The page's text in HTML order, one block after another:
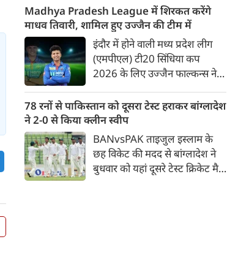
टूर्नामेंट में दूसरे सबसे ज़्यादा हैं। सबसे
ज़्यादा 59 छक्के क्रिस गेल ने
आईपीएल 2012 में लगाए थे।
सूर्यवंशी की नज़रें अब गेल के रिकॉर्ड
पर होंगी।
Madhya Pradesh League में शिरकत करेंगे
माधव तिवारी, शामिल हुए उज्जैन की टीम में
इंदौर में होने वाली मध्य प्रदेश लीग
(एमपीएल) टी20 सिंधिया कप
2026 के लिए उज्जैन फाल्कन्स ने
जिसमें युवा ऑलराउंडर माधव तिवारी
सबसे बड़े आकर्षण के रूप में
उभरकर सामने आए हैं। इंडियन
प्रीमियर लीग में दिल्ली कैपिटल्स का
हिस्सा रहे माधव तिवारी इस समय
मध्य प्रदेश के सबसे चर्चित युवा
78 रनों से पाकिस्तान को दूसरा टेस्ट हराकर बांग्लादेश
ने 2-0 से किया क्लीन स्वीप
BANvsPAK ताइजुल इस्लाम के
छह विकेट की मदद से बांग्लादेश ने
बुधवार को यहां दूसरे टेस्ट क्रिकेट मैच